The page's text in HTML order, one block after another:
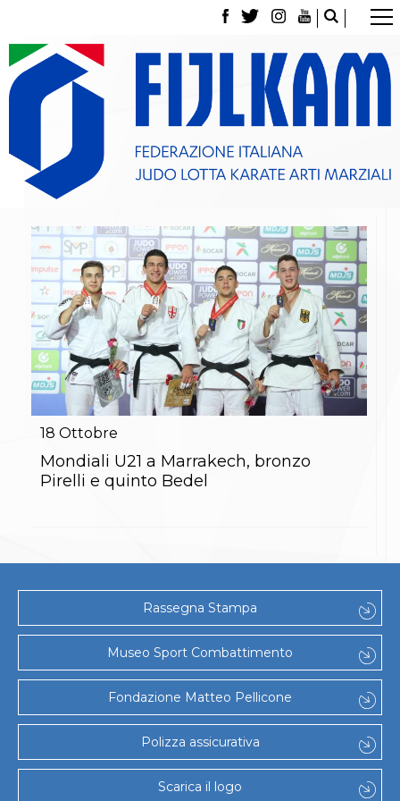
La Federazione
Tesseramento
Contatti
Norme e modulistica Affiliazioni e Tesseramenti
Classifica Società Sportive con più di 100 atleti
tesserati
Gare e Risultati
Archivio eventi
Dove siamo
Media
Partners
Trasparenza
Judo
La disciplina
News
Attività Didattica
Gare e Risultati
Albi Federali
Lotta
La disciplina
News
Karate
News
Gare e Risultati
Attività Didattica
Albi Federali
Arti marziali
Aikido
Ju Jitsu
Sumo
Capoeira
Grappling
BJJ
Pancrazio/Pankration
18 Ottobre
Mondiali U21 a Marrakech, bronzo
Pirelli e quinto Bedel
Rassegna Stampa
Museo Sport Combattimento
Fondazione Matteo Pellicone
Polizza assicurativa
Scarica il logo